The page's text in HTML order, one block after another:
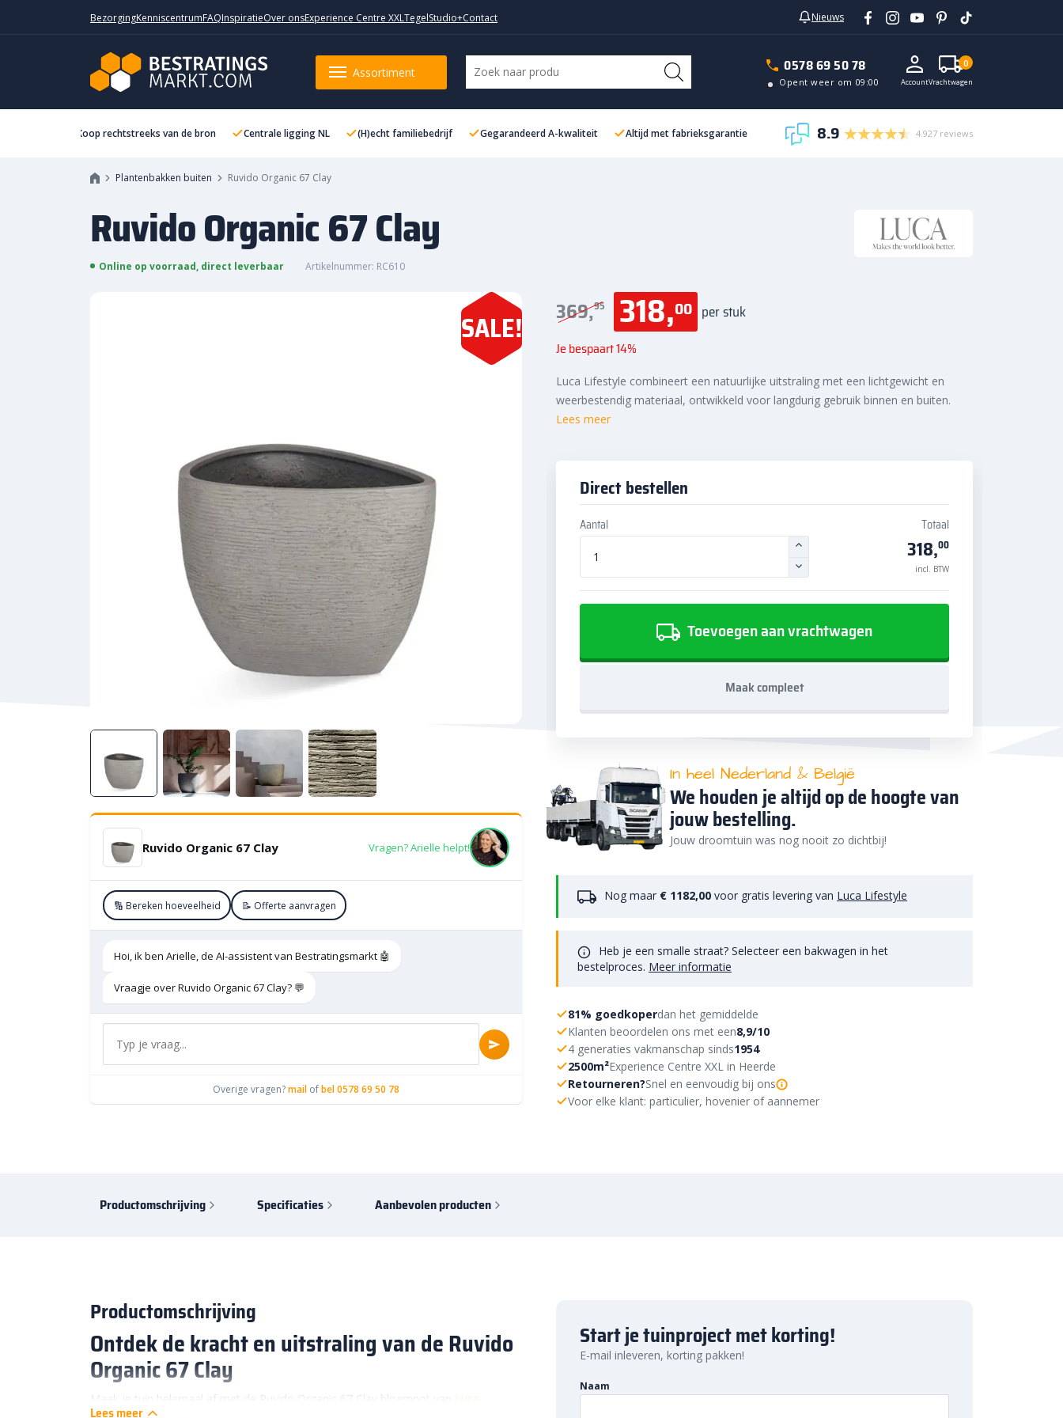
BezorgingKenniscentrumFAQInspiratieOver onsExperience Centre XXLTegelStudio+Contact Nieuws
Assortiment 0578 69 50 78
Opent weer om 09:00 AccountVrachtwagen
0
Koop rechtstreeks van de bron Centrale ligging NL (H)echt familiebedrijf Gegarandeerd A-kwaliteit Altijd met fabrieksgarantie 8.9 4.927 reviews
Plantenbakken buiten Ruvido Organic 67 Clay
Ruvido Organic 67 Clay
Online op voorraad, direct leverbaar Artikelnummer: RC610
SALE!
Ruvido Organic 67 Clay Vragen? Arielle helpt!
🔢 Bereken hoeveelheid 📝 Offerte aanvragen
Hoi, ik ben Arielle, de AI-assistent van Bestratingsmarkt 🤖
Vraagje over Ruvido Organic 67 Clay? 💬
Overige vragen?mail ofbel 0578 69 50 78
369,95 318,00 per stuk
Je bespaart 14%
Luca Lifestyle combineert een natuurlijke uitstraling met een lichtgewicht en
weerbestendig materiaal, ontwikkeld voor langdurig gebruik binnen en buiten.
Lees meer
Direct bestellen
Aantal Totaal
318,00
incl. BTW
Toevoegen aan vrachtwagen
Maak compleet
In heel Nederland & België
We houden je altijd op de hoogte van
jouw bestelling.
Jouw droomtuin was nog nooit zo dichtbij!
Nog maar € 1182,00 voor gratis levering van Luca Lifestyle
Heb je een smalle straat? Selecteer een bakwagen in het
bestelproces. Meer informatie
81% goedkoperdan het gemiddelde
Klanten beoordelen ons met een8,9/10
4 generaties vakmanschap sinds1954
2500m²Experience Centre XXL in Heerde
Retourneren?Snel en eenvoudig bij ons
Voor elke klant: particulier, hovenier of aannemer
Productomschrijving Specificaties Aanbevolen producten
Productomschrijving
Ontdek de kracht en uitstraling van de Ruvido
Organic 67 Clay
Maak je tuin helemaal af met de Ruvido Organic 67 Clay bloempot van
Luca
Lees meer
Start je tuinproject met korting!
E-mail inleveren, korting pakken!
Naam
Ruvido Organic 67 Clay In vrachtwagen